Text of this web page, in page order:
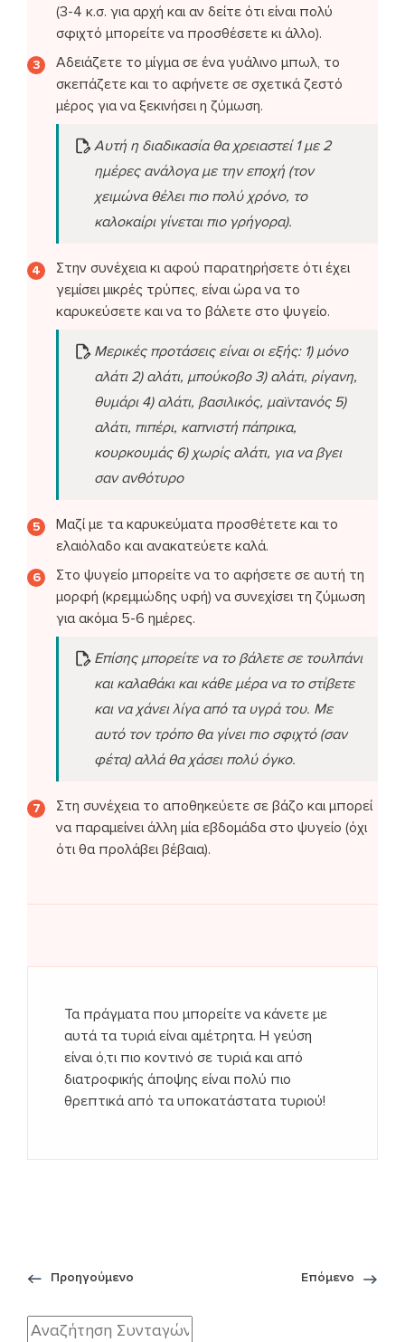
(3-4 κ.σ. για αρχή και αν δείτε ότι είναι πολύ
σφιχτό μπορείτε να προσθέσετε κι άλλο).
Αδειάζετε το μίγμα σε ένα γυάλινο μπωλ, το
σκεπάζετε και το αφήνετε σε σχετικά ζεστό
μέρος για να ξεκινήσει η ζύμωση.
Αυτή η διαδικασία θα χρειαστεί 1 με 2
ημέρες ανάλογα με την εποχή (τον
χειμώνα θέλει πιο πολύ χρόνο, το
καλοκαίρι γίνεται πιο γρήγορα).
Στην συνέχεια κι αφού παρατηρήσετε ότι έχει
γεμίσει μικρές τρύπες, είναι ώρα να το
καρυκεύσετε και να το βάλετε στο ψυγείο.
Μερικές προτάσεις είναι οι εξής: 1) μόνο
αλάτι 2) αλάτι, μπούκοβο 3) αλάτι, ρίγανη,
θυμάρι 4) αλάτι, βασιλικός, μαϊντανός 5)
αλάτι, πιπέρι, καπνιστή πάπρικα,
κουρκουμάς 6) χωρίς αλάτι, για να βγει
σαν ανθότυρο
Μαζί με τα καρυκεύματα προσθέτετε και το
ελαιόλαδο και ανακατεύετε καλά.
Στο ψυγείο μπορείτε να το αφήσετε σε αυτή τη
μορφή (κρεμμώδης υφή) να συνεχίσει τη ζύμωση
για ακόμα 5-6 ημέρες.
Επίσης μπορείτε να το βάλετε σε τουλπάνι
και καλαθάκι και κάθε μέρα να το στίβετε
και να χάνει λίγα από τα υγρά του. Με
αυτό τον τρόπο θα γίνει πιο σφιχτό (σαν
φέτα) αλλά θα χάσει πολύ όγκο.
Στη συνέχεια το αποθηκεύετε σε βάζο και μπορεί
να παραμείνει άλλη μία εβδομάδα στο ψυγείο (όχι
ότι θα προλάβει βέβαια).
Τα πράγματα που μπορείτε να κάνετε με
αυτά τα τυριά είναι αμέτρητα. Η γεύση
είναι ό,τι πιο κοντινό σε τυριά και από
διατροφικής άποψης είναι πολύ πιο
θρεπτικά από τα υποκατάστατα τυριού!
Προηγούμενο Επόμενο